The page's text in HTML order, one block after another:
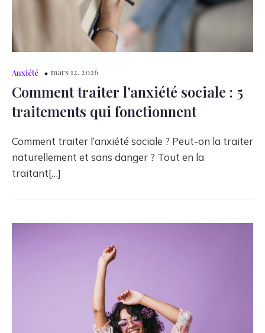
Anxiété mars 12, 2026
Comment traiter l’anxiété sociale : 5
traitements qui fonctionnent
Comment traiter l’anxiété sociale ? Peut-on la traiter
naturellement et sans danger ? Tout en la
traitant[…]